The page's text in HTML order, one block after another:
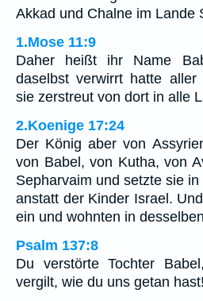
Akkad und Chalne im Lande
1.Mose 11:9
Daher heißt ihr Name
daselbst verwirrt hatte aller
sie zerstreut von dort in alle
2.Koenige 17:24
Der König aber von
von Babel, von Kutha, von
Sepharvaim und setzte sie
anstatt der Kinder Israel.
ein und wohnten in
Psalm 137:8
Du verstörte Tochter
vergilt, wie du uns getan hast!